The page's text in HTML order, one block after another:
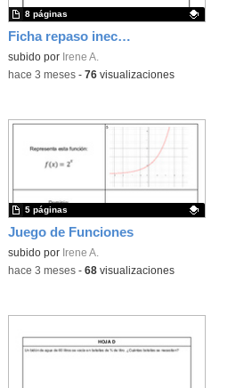
Ficha repaso inecuaciones
Contenido educativo.
subido por Irene A.
8 páginas
-hace 3 meses- 76visualizaciones
Juego de Funciones
Contenido educativo.
subido por Irene A.
5 páginas
-hace 3 meses- 68visualizaciones